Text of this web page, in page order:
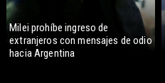
Milei prohíbe ingreso de
extranjeros con mensajes de odio
hacia Argentina